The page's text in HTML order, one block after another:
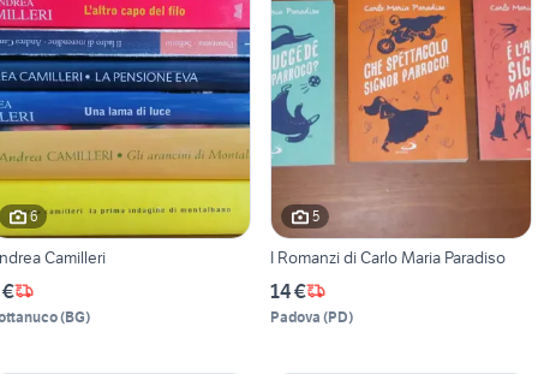
6
Camilleri
(BG)
5
I Romanzi di Carlo Maria Paradiso
14 €
Padova (PD)